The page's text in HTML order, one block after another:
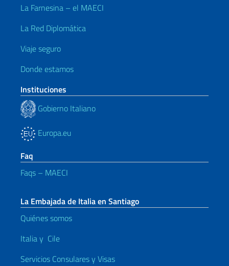
La Farnesina – el MAECI
La Red Diplomática
Viaje seguro
Donde estamos
Instituciones
Gobierno Italiano
Europa.eu
Faq
Faqs – MAECI
La Embajada de Italia en Santiago
Quiénes somos
Italia y Cile
Servicios Consulares y Visas